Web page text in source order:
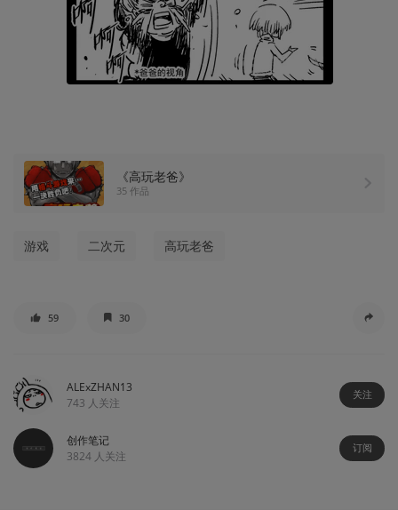
《高玩老爸》
35 作品
游戏 二次元 高玩老爸
59 30
ALExZHAN13
743 人关注
关注
创作笔记
3824 人关注
订阅